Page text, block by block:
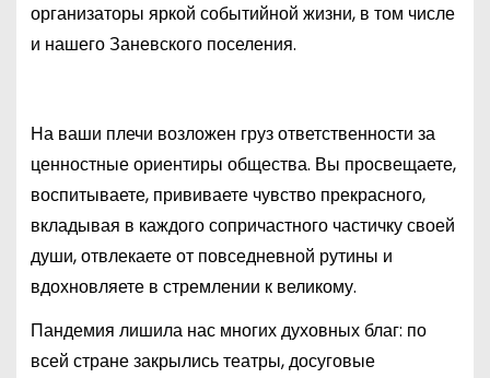
организаторы яркой событийной жизни, в том числе
и нашего Заневского поселения.
На ваши плечи возложен груз ответственности за
ценностные ориентиры общества. Вы просвещаете,
воспитываете, прививаете чувство прекрасного,
вкладывая в каждого сопричастного частичку своей
души, отвлекаете от повседневной рутины и
вдохновляете в стремлении к великому.
Пандемия лишила нас многих духовных благ: по
всей стране закрылись театры, досуговые